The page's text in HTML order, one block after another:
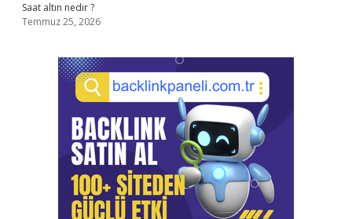
Saat altın nedir ?
Temmuz 25, 2026